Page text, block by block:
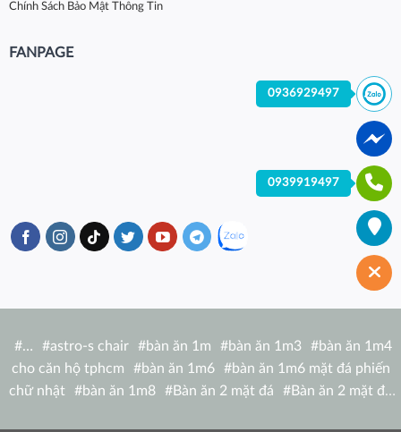
Chính Sách Bảo Mật Thông Tin
FANPAGE
#… #astro-s chair #bàn ăn 1m #bàn ăn 1m3 #bàn ăn 1m4
cho căn hộ tphcm
#bàn ăn 1m6 #bàn ăn 1m6 mặt đá phiến
chữ nhật
#bàn ăn 1m8 #Bàn ăn 2 mặt đá #Bàn ăn 2 mặt đá
0936929497
0939919497